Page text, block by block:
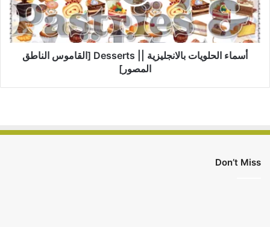
[القاموس
الناطق
المصور]
أسماء الحلويات بالانجليزية || Desserts [القاموس الناطق
المصور]
Don’t Miss